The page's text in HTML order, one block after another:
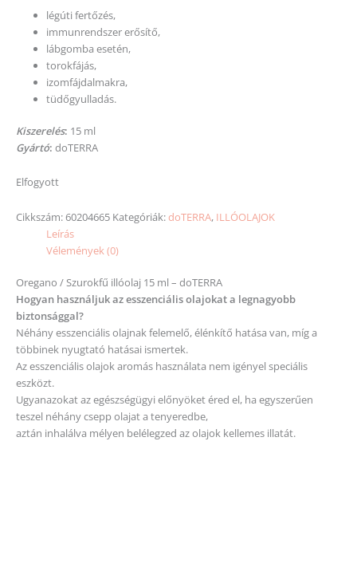
légúti fertőzés,
immunrendszer erősítő,
lábgomba esetén,
torokfájás,
izomfájdalmakra,
tüdőgyulladás.
Kiszerelés: 15 ml
Gyártó: doTERRA
Elfogyott
Cikkszám:60204665 Kategóriák:doTERRA, ILLÓOLAJOK
Leírás
Vélemények (0)
Oregano / Szurokfű illóolaj 15 ml – doTERRA
Hogyan használjuk az esszenciális olajokat a legnagyobb
biztonsággal?
Néhány esszenciális olajnak felemelő, élénkítő hatása van, míg a
többinek nyugtató hatásai ismertek.
Az esszenciális olajok aromás használata nem igényel speciális
eszközt.
Ugyanazokat az egészségügyi előnyöket éred el, ha egyszerűen
teszel néhány csepp olajat a tenyeredbe,
aztán inhalálva mélyen belélegzed az olajok kellemes illatát.